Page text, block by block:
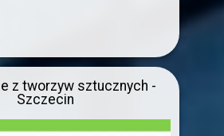
z tworzyw sztucznych -
Szczecin